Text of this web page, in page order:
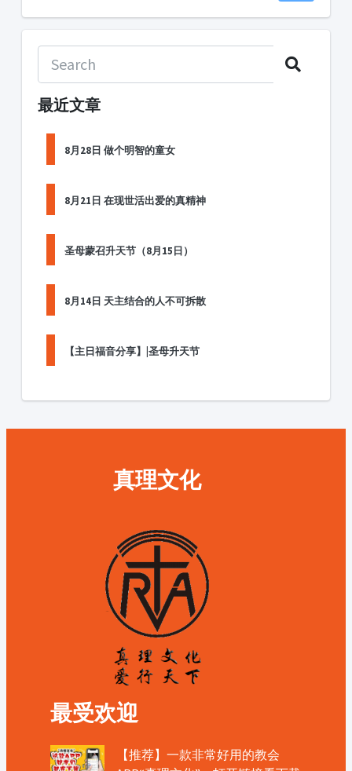
最近文章
8月28日 做个明智的童女
8月21日 在现世活出爱的真精神
圣母蒙召升天节（8月15日）
8月14日 天主结合的人不可拆散
【主日福音分享】|圣母升天节
真理文化
最受欢迎
【推荐】一款非常好用的教会